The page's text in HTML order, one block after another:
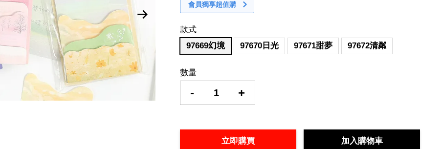
會員獨享超值購
款式
97669幻境
97670日光 97671甜夢 97672清粼
數量
- +
立即購買 加入購物車